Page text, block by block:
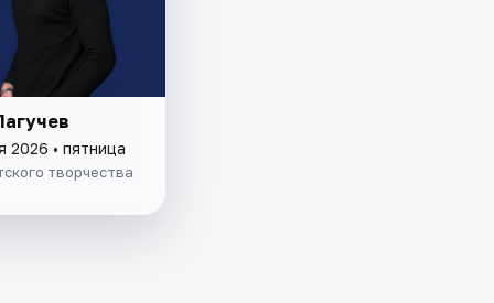
2026 • пятница
творчества